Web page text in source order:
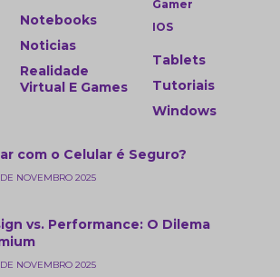
Notebooks
Noticias
Realidade
Virtual E Games
Gamer
IOS
Tablets
Tutoriais
Windows
com o Celular é Seguro?
NOVEMBRO 2025
vs. Performance: O Dilema
NOVEMBRO 2025